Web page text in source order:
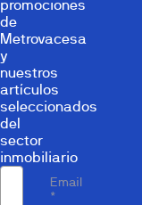
promociones
de
Metrovacesa
y
nuestros
artículos
seleccionados
del
sector
inmobiliario
Email
*